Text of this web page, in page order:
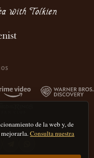
de la web y, de
mejorarla.Consulta nuestra